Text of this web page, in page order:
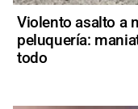
Violento asalto a
peluquería:
todo